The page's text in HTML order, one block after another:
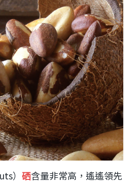
） 硒含量非常高，遙遙領先